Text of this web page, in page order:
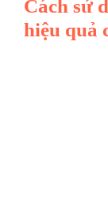
Cách sử
hiệu quả